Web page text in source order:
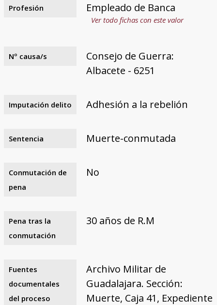
Profesión Empleado de Banca
Ver todo fichas con este valor
Nº causa/s
Consejo de Guerra:
Albacete - 6251
Imputación delito Adhesión a la rebelión
Sentencia Muerte-conmutada
Conmutación de
pena
No
Pena tras la
conmutación
30 años de R.M
Fuentes
documentales
del proceso
Archivo Militar de
Guadalajara. Sección:
Muerte, Caja 41, Expediente